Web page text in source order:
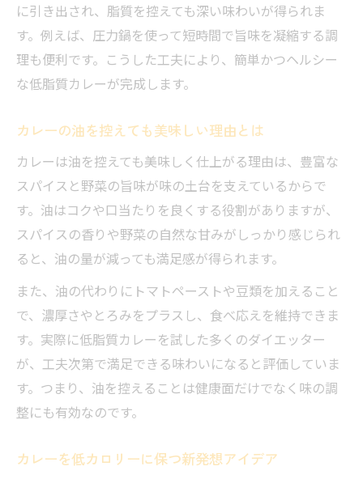
に引き出され、脂質を控えても深い味わいが得られま
す。例えば、圧力鍋を使って短時間で旨味を凝縮する調
理も便利です。こうした工夫により、簡単かつヘルシー
な低脂質カレーが完成します。
カレーの油を控えても美味しい理由とは
カレーは油を控えても美味しく仕上がる理由は、豊富な
スパイスと野菜の旨味が味の土台を支えているからで
す。油はコクや口当たりを良くする役割がありますが、
スパイスの香りや野菜の自然な甘みがしっかり感じられ
ると、油の量が減っても満足感が得られます。
また、油の代わりにトマトペーストや豆類を加えること
で、濃厚さやとろみをプラスし、食べ応えを維持できま
す。実際に低脂質カレーを試した多くのダイエッター
が、工夫次第で満足できる味わいになると評価していま
す。つまり、油を控えることは健康面だけでなく味の調
整にも有効なのです。
カレーを低カロリーに保つ新発想アイデア